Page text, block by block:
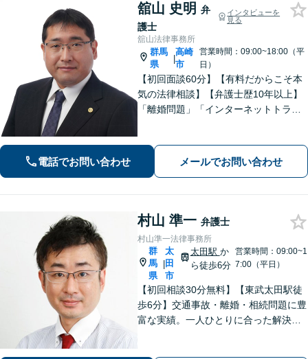
舘山 史明 弁
護士
インタビューを
見る
舘山法律事務所
群馬
県
|
高崎
市
営業時間：09:00~18:00（平
日）
【初回面談60分】【有料だからこそ本
気の法律相談】【弁護士歴10年以上】
「離婚問題」「インターネットトラブ
そして大胆に、オーダーメイドの弁護
を展開します【高崎駅徒歩15分】
電話でお問い合わせ メールでお問い合わせ
村山 準一 弁護士
村山準一法律事務所
群
馬
県
|
太
田
市
太田駅 か
ら徒歩6分
営業時間：09:00~1
7:00（平日）
【初回相談30分無料】【東武太田駅徒
歩6分】交通事故・離婚・相続問題に豊
富な実績。一人ひとりに合った解決方